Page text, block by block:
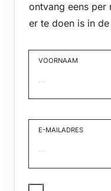
ontvang eens per
er te doen is in
VOORNAAM
E-MAILADRES
JA,